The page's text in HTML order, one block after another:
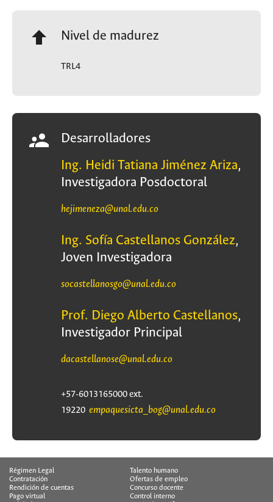
Nivel de madurez
TRL4
Desarrolladores
Ing. Heidi Tatiana Jiménez Ariza,
Investigadora Posdoctoral
hejimeneza@unal.edu.co
Ing. Sofía Castellanos González,
Joven Investigadora
socastellanosgo@unal.edu.co
Prof. Diego Alberto Castellanos,
Investigador Principal
dacastellanose@unal.edu.co
+57-6013165000 ext.
19220 empaquesicta_bog@unal.edu.co
Régimen Legal
Talento humano
Contratación
Ofertas de empleo
Rendición de cuentas
Concurso docente
Pago virtual
Control interno